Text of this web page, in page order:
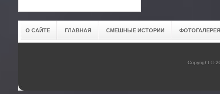
О САЙТЕ ГЛАВНАЯ СМЕШНЫЕ ИСТОРИИ ФОТОГАЛЕРЕЯ
Copyright ©